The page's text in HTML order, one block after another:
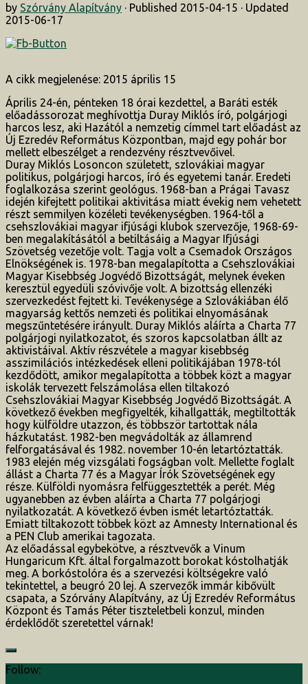
by Szórvány Alapítvány · Published 2015-04-15 · Updated
2015-06-17
A cikk megjelenése: 2015 április 15
Április 24-én, pénteken 18 órai kezdettel, a Baráti esték
előadássorozat meghívottja Duray Miklós író, polgárjogi
harcos lesz, aki Hazától a nemzetig címmel tart előadást az
Új Ezredév Református Központban, majd egy pohár bor
mellett elbeszélget a rendezvény résztvevőivel.
Duray Miklós Losoncon született, szlovákiai magyar
politikus, polgárjogi harcos, író és egyetemi tanár. Eredeti
foglalkozása szerint geológus. 1968-ban a Prágai Tavasz
idején kifejtett politikai aktivitása miatt évekig nem vehetett
részt semmilyen közéleti tevékenységben. 1964-től a
csehszlovákiai magyar ifjúsági klubok szervezője, 1968-69-
ben megalakításától a betiltásáig a Magyar Ifjúsági
Szövetség vezetője volt. Tagja volt a Csemadok Országos
Elnökségének is. 1978-ban megalapította a Csehszlovákiai
Magyar Kisebbség Jogvédő Bizottságát, melynek éveken
keresztül egyedüli szóvivője volt. A bizottság ellenzéki
szervezkedést fejtett ki. Tevékenysége a Szlovákiában élő
magyarság kettős nemzeti és politikai elnyomásának
megszűntetésére irányult. Duray Miklós aláírta a Charta 77
polgárjogi nyilatkozatot, és szoros kapcsolatban állt az
aktivistáival. Aktív részvétele a magyar kisebbség
asszimilációs intézkedések elleni politikájában 1978-tól
kezdődött, amikor megalapította a többek közt a magyar
iskolák tervezett felszámolása ellen tiltakozó
Csehszlovákiai Magyar Kisebbség Jogvédő Bizottságát. A
következő években megfigyelték, kihallgatták, megtiltották
hogy külföldre utazzon, és többször tartottak nála
házkutatást. 1982-ben megvádolták az államrend
felforgatásával és 1982. november 10-én letartóztatták.
1983 elején még vizsgálati fogságban volt. Mellette foglalt
állást a Charta 77 és a Magyar Írók Szövetségének egy
része. Külföldi nyomásra felfüggesztették a perét. Még
ugyanebben az évben aláírta a Charta 77 polgárjogi
nyilatkozatát. A következő évben ismét letartóztatták.
Emiatt tiltakozott többek közt az Amnesty International és
a PEN Club amerikai tagozata.
Az előadással egybekötve, a résztvevők a Vinum
Hungaricum Kft. által forgalmazott borokat kóstolhatják
meg. A borkóstolóra és a szervezési költségekre való
tekintettel, a beugró 20 lej. A szervezők immár kibővült
csapata, a Szórvány Alapítvány, az Új Ezredév Református
Központ és Tamás Péter tiszteletbeli konzul, minden
érdeklődőt szeretettel várnak!
Follow: